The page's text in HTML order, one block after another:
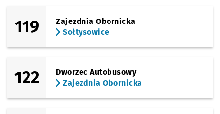
119
Zajezdnia Obornicka
Sołtysowice
122
Dworzec Autobusowy
Zajezdnia Obornicka